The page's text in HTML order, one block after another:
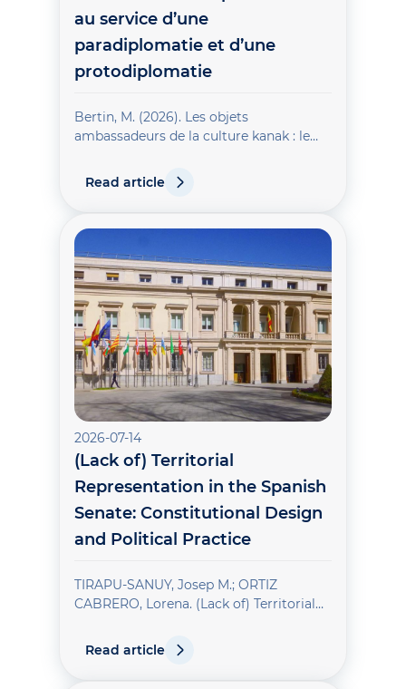
au service d’une
paradiplomatie et d’une
protodiplomatie
Bertin, M. (2026). Les objets
ambassadeurs de la culture kanak : le
paradiplomatie et d’une
protodiplomatie. Relations
internationales, 205(1), 111-123.
Read article
2026-07-14
(Lack of) Territorial
Representation in the Spanish
Senate: Constitutional Design
and Political Practice
TIRAPU-SANUY, Josep M.; ORTIZ
CABRERO, Lorena. (Lack of) Territorial
Constitutional Design and Political
Practice. Generalitat de Catalunya.
Institut d'Estudis de l'Autogovern, 2026.
Read article